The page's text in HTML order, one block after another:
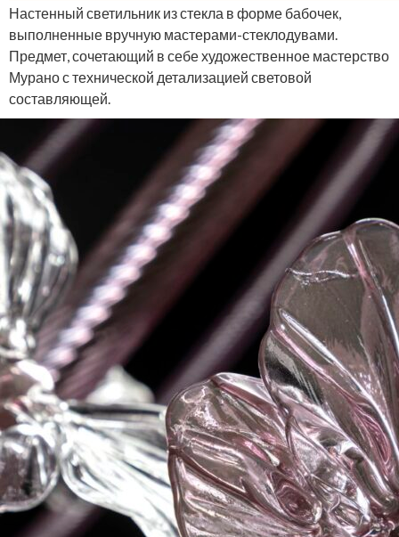
Настенный светильник из стекла в форме бабочек,
выполненные вручную мастерами-стеклодувами.
Предмет, сочетающий в себе художественное мастерство
Мурано с технической детализацией световой
составляющей.